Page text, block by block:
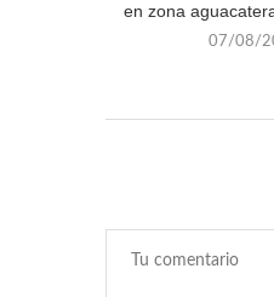
en zona
07/08/